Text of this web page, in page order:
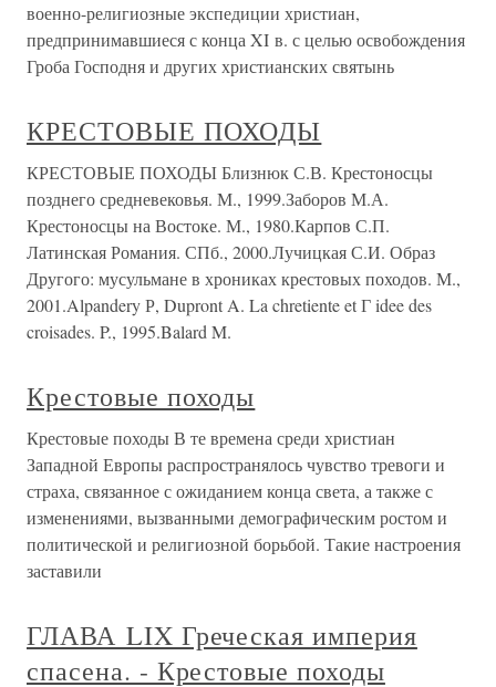
военно-религиозные экспедиции христиан,
предпринимавшиеся с конца XI в. с целью освобождения
Гроба Господня и других христианских святынь
КРЕСТОВЫЕ ПОХОДЫ
КРЕСТОВЫЕ ПОХОДЫ Близнюк С.В. Крестоносцы
позднего средневековья. М., 1999.Заборов М.А.
Крестоносцы на Востоке. М., 1980.Карпов С.П.
Латинская Романия. СПб., 2000.Лучицкая С.И. Образ
Другого: мусульмане в хрониках крестовых походов. М.,
2001.Alpandery Р, Dupront A. La chretiente et Г idee des
croisades. P., 1995.Balard M.
Крестовые походы
Крестовые походы В те времена среди христиан
Западной Европы распространялось чувство тревоги и
страха, связанное с ожиданием конца света, а также с
изменениями, вызванными демографическим ростом и
политической и религиозной борьбой. Такие настроения
заставили
ГЛАВА LIX Греческая империя
спасена. - Крестовые походы